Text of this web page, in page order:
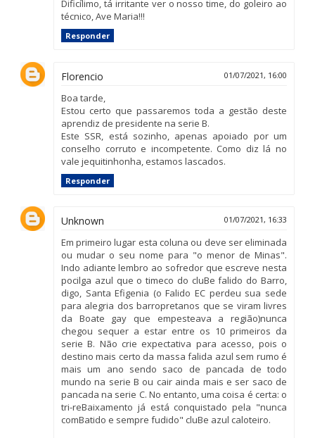
Dificílimo, tá irritante ver o nosso time, do goleiro ao
técnico, Ave Maria!!!
Responder
Florencio 01/07/2021, 16:00
Boa tarde,
Estou certo que passaremos toda a gestão deste
aprendiz de presidente na serie B.
Este SSR, está sozinho, apenas apoiado por um
conselho corruto e incompetente. Como diz lá no
vale jequitinhonha, estamos lascados.
Responder
Unknown 01/07/2021, 16:33
Em primeiro lugar esta coluna ou deve ser eliminada
ou mudar o seu nome para "o menor de Minas".
Indo adiante lembro ao sofredor que escreve nesta
pocilga azul que o timeco do cluBe falido do Barro,
digo, Santa Efigenia (o Falido EC perdeu sua sede
para alegria dos barropretanos que se viram livres
da Boate gay que empesteava a região)nunca
chegou sequer a estar entre os 10 primeiros da
serie B. Não crie expectativa para acesso, pois o
destino mais certo da massa falida azul sem rumo é
mais um ano sendo saco de pancada de todo
mundo na serie B ou cair ainda mais e ser saco de
pancada na serie C. No entanto, uma coisa é certa: o
tri-reBaixamento já está conquistado pela "nunca
comBatido e sempre fudido" cluBe azul caloteiro.